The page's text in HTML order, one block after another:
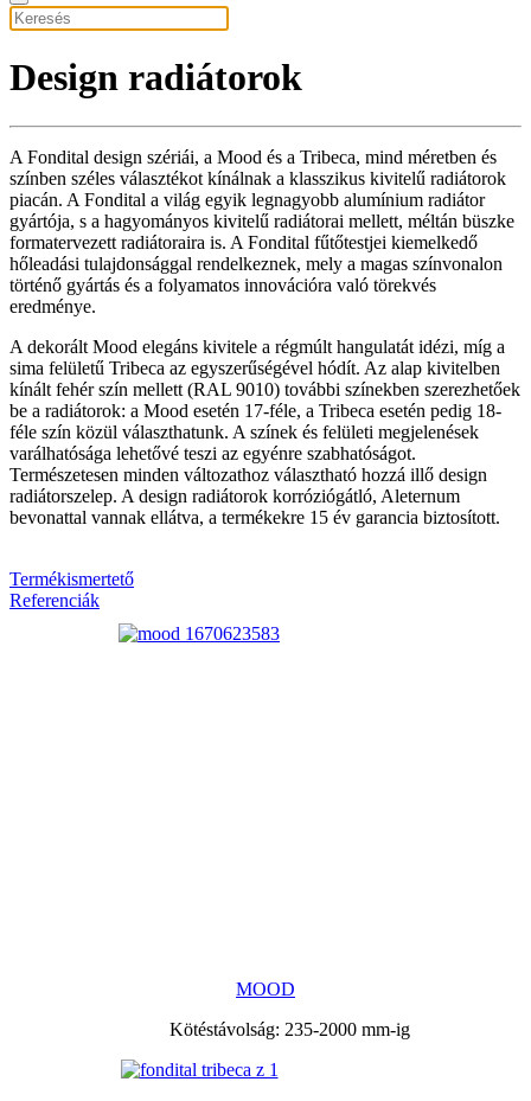
Design radiátorok
A Fondital design szériái, a Mood és a Tribeca, mind méretben és
színben széles választékot kínálnak a klasszikus kivitelű radiátorok
piacán. A Fondital a világ egyik legnagyobb alumínium radiátor
gyártója, s a hagyományos kivitelű radiátorai mellett, méltán büszke
formatervezett radiátoraira is. A Fondital fűtőtestjei kiemelkedő
hőleadási tulajdonsággal rendelkeznek, mely a magas színvonalon
történő gyártás és a folyamatos innovációra való törekvés
eredménye.
A dekorált Mood elegáns kivitele a régmúlt hangulatát idézi, míg a
sima felületű Tribeca az egyszerűségével hódít. Az alap kivitelben
kínált fehér szín mellett (RAL 9010) további színekben szerezhetőek
be a radiátorok: a Mood esetén 17-féle, a Tribeca esetén pedig 18-
féle szín közül választhatunk. A színek és felületi megjelenések
varálhatósága lehetővé teszi az egyénre szabhatóságot.
Természetesen minden változathoz választható hozzá illő design
radiátorszelep. A design radiátorok korróziógátló, Aleternum
bevonattal vannak ellátva, a termékekre 15 év garancia biztosított.
Termékismertető
Referenciák
MOOD
Kötéstávolság: 235-2000 mm-ig